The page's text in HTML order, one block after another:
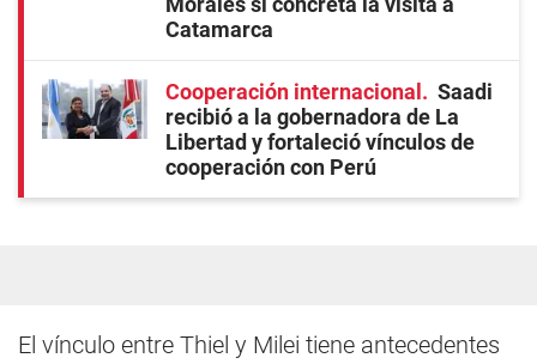
Catamarca
Cooperación internacional
Saadi
recibió a la gobernadora de La
Libertad y fortaleció vínculos de
cooperación con Perú
El vínculo entre Thiel y Milei tiene antecedentes